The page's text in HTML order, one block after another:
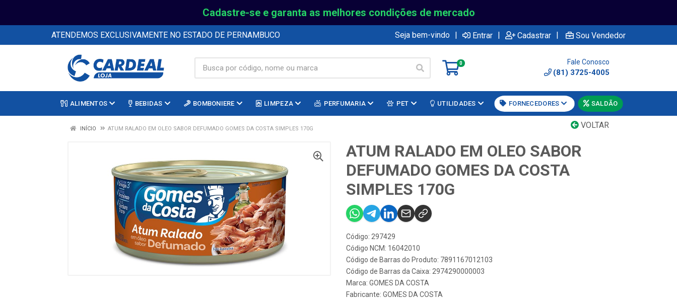
Cadastre-se e garanta as melhores condições de mercado
ATENDEMOS EXCLUSIVAMENTE NO ESTADO DE PERNAMBUCO Seja bem-vindo | Entrar | Cadastrar | Sou Vendedor
0 Fale Conosco
(81) 3725-4005
ALIMENTOS BEBIDAS BOMBONIERE LIMPEZA PERFUMARIA PET UTILIDADES FORNECEDORES SALDÃO
VOLTAR
INÍCIO ATUM RALADO EM OLEO SABOR DEFUMADO GOMES DA COSTA SIMPLES 170G
ATUM RALADO EM OLEO SABOR
DEFUMADO GOMES DA COSTA
SIMPLES 170G
Código: 297429
Código NCM: 16042010
Código de Barras do Produto: 7891167012103
Código de Barras da Caixa: 2974290000003
Marca: GOMES DA COSTA
Fabricante: GOMES DA COSTA